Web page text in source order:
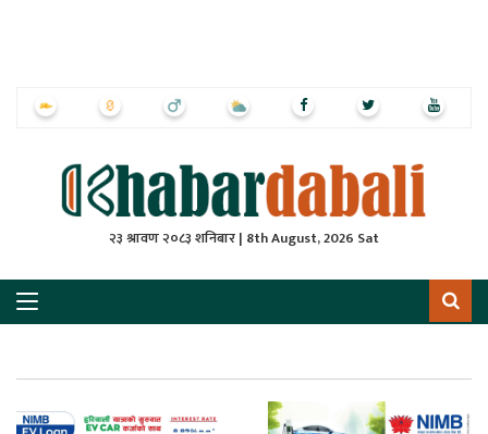
२३ श्रावण २०८३ शनिबार | 8th August, 2026 Sat